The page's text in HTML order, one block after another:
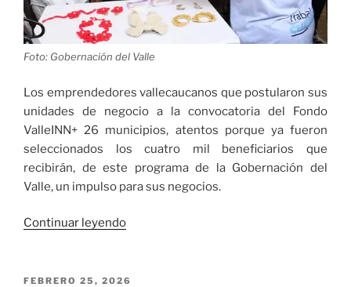
Foto: Gobernación del Valle
Los emprendedores vallecaucanos que postularon sus
unidades de negocio a la convocatoria del Fondo
ValleINN+ 26 municipios, atentos porque ya fueron
seleccionados los cuatro mil beneficiarios que
recibirán, de este programa de la Gobernación del
Valle, un impulso para sus negocios.
Continuar leyendo«Cuatro
de
PUBLICADO
FEBRERO 25, 2026